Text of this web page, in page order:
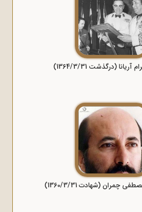
آریانا (درگذشت 1364/3/31)
چمران (شهادت 1360/3/31)